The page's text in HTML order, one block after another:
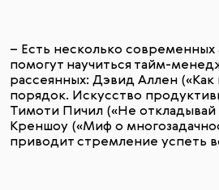
– Есть несколько
помогут научиться тайм-
рассеянных: Дэвид Аллен («Как
порядок. Искусство
Тимоти Пичил («Не откладывай
Креншоу («Миф о
приводит стремление успеть